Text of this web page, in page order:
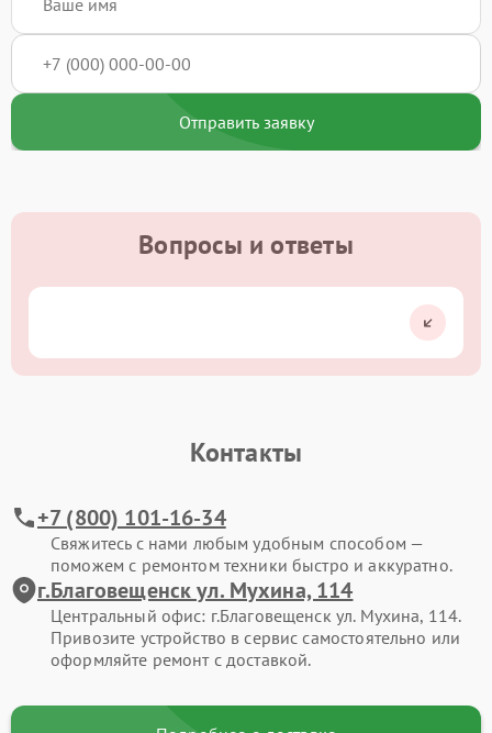
Отправить заявку
Вопросы и ответы
Контакты
+7 (800) 101-16-34
Свяжитесь с нами любым удобным способом —
поможем с ремонтом техники быстро и аккуратно.
г.Благовещенск ул. Мухина, 114
Центральный офис: г.Благовещенск ул. Мухина, 114.
Привозите устройство в сервис самостоятельно или
оформляйте ремонт с доставкой.